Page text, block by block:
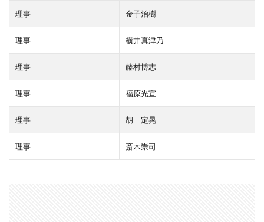
理事 金子治樹
理事 横井真津乃
理事 藤村博志
理事 福原光宣
理事 胡 定晃
理事 斎木崇司